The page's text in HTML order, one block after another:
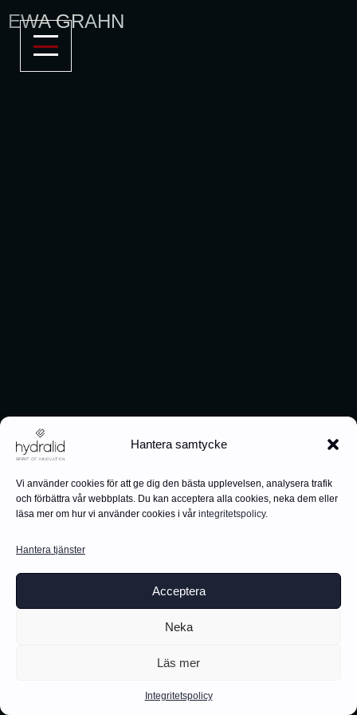
Hantera samtycke
Vi använder cookies för att ge dig den bästa upplevelsen, analysera trafik
och förbättra vår webbplats. Du kan acceptera alla cookies, neka dem eller
läsa mer om hur vi använder cookies i vår integritetspolicy.
Hantera tjänster
Acceptera
Neka
Läs mer
Integritetspolicy
EWA GRAHN